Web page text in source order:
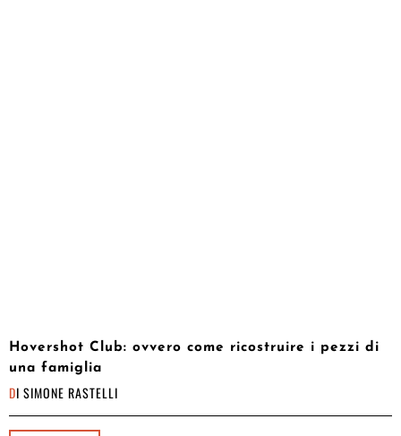
Hovershot Club: ovvero come ricostruire i pezzi di
una famiglia
DI SIMONE RASTELLI